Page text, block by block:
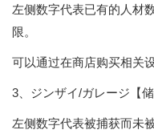
左侧数字代表已有的人材
限。
可以通过在商店购买相关
3、ジンザイ/ガレージ【
左侧数字代表被捕获而未